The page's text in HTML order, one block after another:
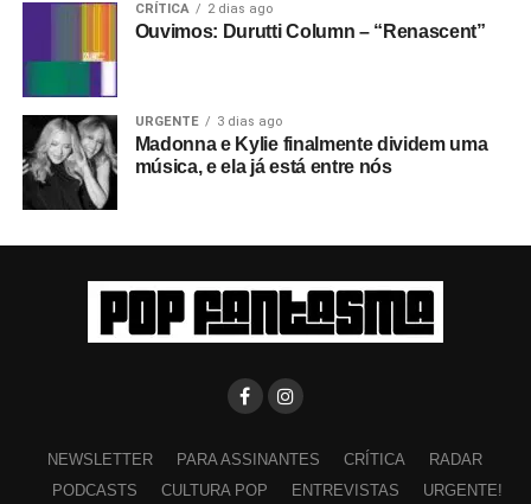
CRÍTICA 2 dias ago
Ouvimos: Durutti Column – “Renascent”
URGENTE 3 dias ago
Madonna e Kylie finalmente dividem uma
música, e ela já está entre nós
NEWSLETTER PARA ASSINANTES CRÍTICA
RADAR
PODCASTS
CULTURA POP ENTREVISTAS URGENTE!